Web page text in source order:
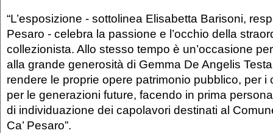
“L’esposizione - sottolinea Elisabetta Barisoni,
Pesaro - celebra la passione e l’occhio della
collezionista. Allo stesso tempo è un’occasione
alla grande generosità di Gemma De Angelis
rendere le proprie opere patrimonio pubblico, per i
per le generazioni future, facendo in prima
di individuazione dei capolavori destinati al
Ca’ Pesaro”.